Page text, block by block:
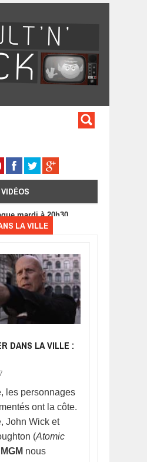
VIDÉOS
mardi à 20h30
LA VILLE
DANS LA VILLE :
les personnages
ont la côte.
John Wick et
(Atomic
MGM nous